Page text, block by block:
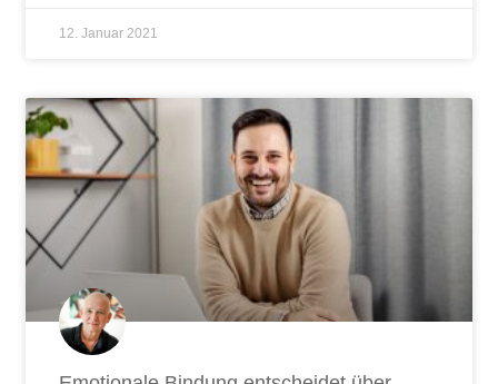
12. Januar 2021